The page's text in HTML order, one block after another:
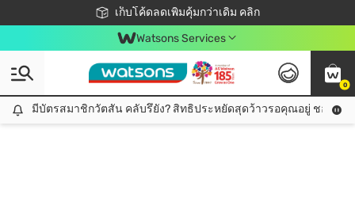
เก็บโค้ดลดเพิ่มคุ้มกว่าเดิม คลิก
ชอปออนไลน์ครั้งแรก ลดเพิ่มจุก ๆ 10%! 🎉
📦ส่งฟรี! เมื่อชอป 499฿
สมาชิกวัตสัน คลับดียังไง?
Watsons Services
0
มีบัตรสมาชิกวัตสัน คลับรึยัง? สิทธิประหยัดสุดว้าวรอคุณอยู่ ชอปคุ้มกว่าเดิม คลิก!
มีบัตรสมาชิกวัตสัน คลับรึยัง? สิทธิประหยัดสุดว้าวรอคุณอยู่ ชอปคุ้มก